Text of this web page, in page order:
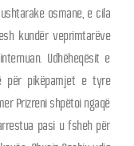
osmane, e cila
kundër veprimtarëve
Udhëheqësit e
për pikëpamjet e tyre
Prizreni shpëtoi ngaqë
pasi u fsheh për